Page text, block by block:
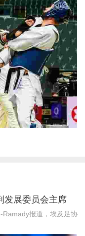
发展委员会主席
Ramady报道，埃及足协